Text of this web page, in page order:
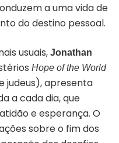
a uma vida de
do destino pessoal.
usuais, Jonathan
Hope of the World
judeus), apresenta
a cada dia, que
e esperança. O
sobre o fim dos